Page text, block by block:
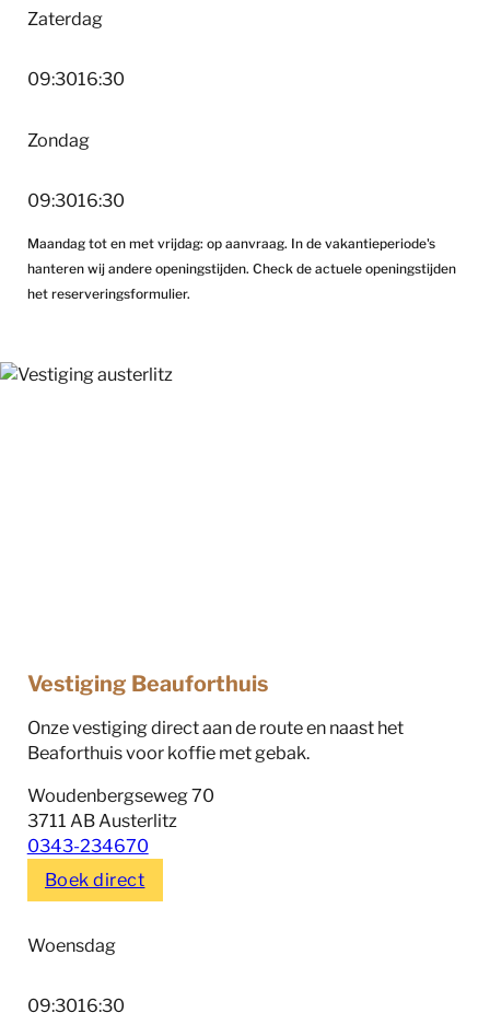
Zaterdag
09:3016:30
Zondag
09:3016:30
Maandag tot en met vrijdag: op aanvraag. In de vakantieperiode's
hanteren wij andere openingstijden. Check de actuele openingstijden
het reserveringsformulier.
Vestiging Beauforthuis
Onze vestiging direct aan de route en naast het
Beaforthuis voor koffie met gebak.
Woudenbergseweg 70
3711 AB Austerlitz
0343-234670
Boek direct
Woensdag
09:3016:30